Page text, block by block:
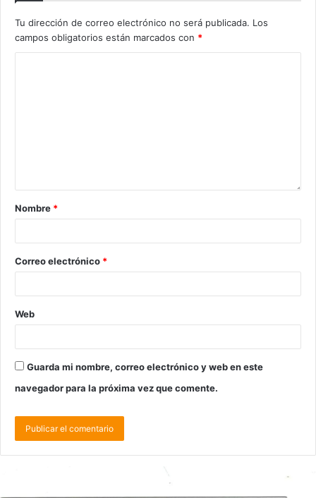
Tu dirección de correo electrónico no será publicada. Los
campos obligatorios están marcados con *
Nombre *
Correo electrónico *
Web
Guarda mi nombre, correo electrónico y web en este
navegador para la próxima vez que comente.